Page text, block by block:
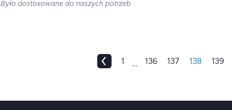
Było dostosowane do naszych potrzeb
1 ... 136 137 138 139